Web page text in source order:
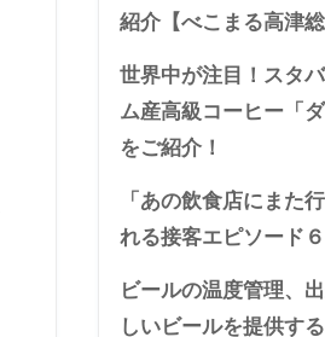
紹介【べこまる高津
世界中が注目！スタ
ム産高級コーヒー「
をご紹介！
「あの飲食店にまた
れる接客エピソード
ビールの温度管理、
しいビールを提供す